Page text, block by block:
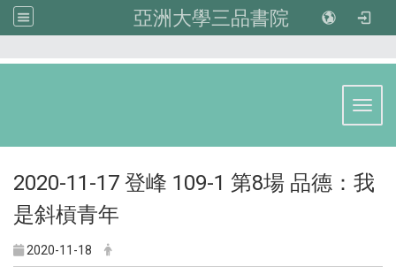
亞洲大學三品書院
2020-11-17 登峰 109-1 第8場 品德：我
是斜槓青年
2020-11-18